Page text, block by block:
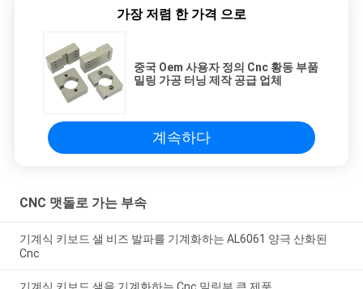
가장 저렴 한 가격 으로
중국 Oem 사용자 정의 Cnc 황동 부품
밀링 가공 터닝 제작 공급 업체
계속하다
CNC 맷돌로 가는 부속
기계식 키보드 샐 비즈 발파를 기계화하는 AL6061 양극 산화된
Cnc